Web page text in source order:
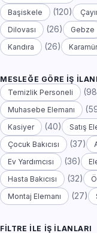
Başiskele
(120)
Dilovası (26) Gebze
Kandıra (26)
MESLEĞE GÖRE İŞ
Temizlik Personeli
Muhasebe Elemanı
Kasiyer (40) Satış
Çocuk Bakıcısı (37)
Ev Yardımcısı (36)
Hasta Bakıcısı (32)
Montaj Elemanı (27)
FILTRE ILE İŞ İLANLARI